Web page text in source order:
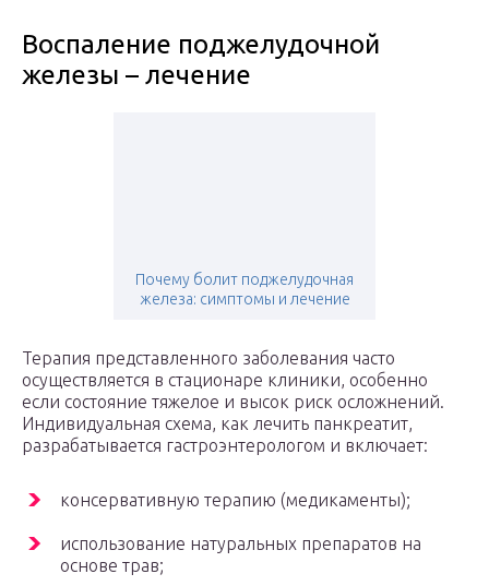
Воспаление поджелудочной
железы – лечение
Почему болит поджелудочная
железа: симптомы и лечение
Терапия представленного заболевания часто
осуществляется в стационаре клиники, особенно
если состояние тяжелое и высок риск осложнений.
Индивидуальная схема, как лечить панкреатит,
разрабатывается гастроэнтерологом и включает:
консервативную терапию (медикаменты);
использование натуральных препаратов на
основе трав;